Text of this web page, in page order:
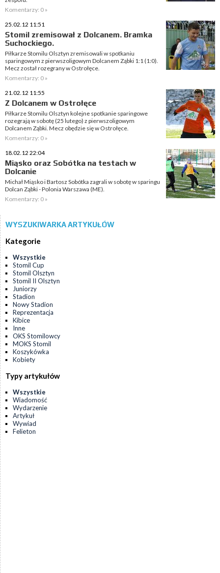
Komentarzy: 0 »
25.02.12 11:51
Stomil zremisował z Dolcanem. Bramka
Suchockiego.
Piłkarze Stomilu Olsztyn zremisowali w spotkaniu
sparingowym z pierwszoligowym Dolcanem Ząbki 1:1 (1:0).
Mecz został rozegrany w Ostrołęce.
Komentarzy: 0 »
21.02.12 11:55
Z Dolcanem w Ostrołęce
Piłkarze Stomilu Olsztyn kolejne spotkanie sparingowe
rozegrają w sobotę (25 lutego) z pierwszoligowym
Dolcanem Ząbki. Mecz obędzie się w Ostrołęce.
Komentarzy: 0 »
18.02.12 22:04
Miąsko oraz Sobótka na testach w
Dolcanie
Michał Miąsko i Bartosz Sobótka zagrali w sobotę w sparingu
Dolcan Ząbki - Polonia Warszawa (ME).
Komentarzy: 0 »
WYSZUKIWARKA ARTYKUŁÓW
Kategorie
Wszystkie
Stomil Cup
Stomil Olsztyn
Stomil II Olsztyn
Juniorzy
Stadion
Nowy Stadion
Reprezentacja
Kibice
Inne
OKS Stomilowcy
MOKS Stomil
Koszykówka
Kobiety
Typy artykułów
Wszystkie
Wiadomość
Wydarzenie
Artykuł
Wywiad
Felieton